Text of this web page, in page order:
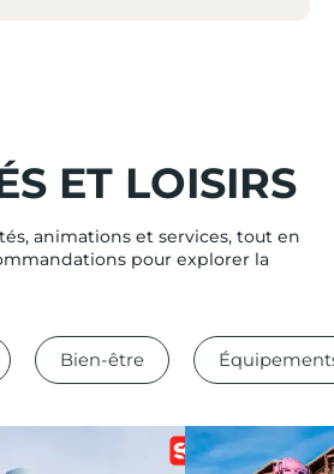
ET LOISIRS
animations et services, tout en
pour explorer la
Bien-être